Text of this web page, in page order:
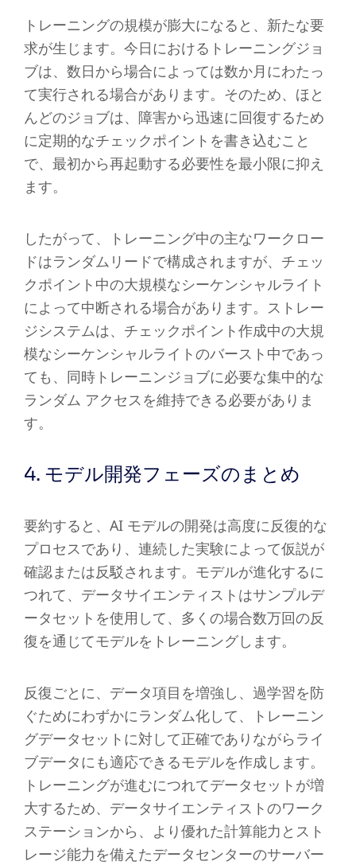
トレーニングの規模が膨大になると、新たな要
求が生じます。今日におけるトレーニングジョ
ブは、数日から場合によっては数か月にわたっ
て実行される場合があります。そのため、ほと
んどのジョブは、障害から迅速に回復するため
に定期的なチェックポイントを書き込むこと
で、最初から再起動する必要性を最小限に抑え
ます。
したがって、トレーニング中の主なワークロー
ドはランダムリードで構成されますが、チェッ
クポイント中の大規模なシーケンシャルライト
によって中断される場合があります。ストレー
ジシステムは、チェックポイント作成中の大規
模なシーケンシャルライトのバースト中であっ
ても、同時トレーニンジョブに必要な集中的な
ランダム アクセスを維持できる必要がありま
す。
4. モデル開発フェーズのまとめ
要約すると、AI モデルの開発は高度に反復的な
プロセスであり、連続した実験によって仮説が
確認または反駁されます。モデルが進化するに
つれて、データサイエンティストはサンプルデ
ータセットを使用して、多くの場合数万回の反
復を通じてモデルをトレーニングします。
反復ごとに、データ項目を増強し、過学習を防
ぐためにわずかにランダム化して、トレーニン
グデータセットに対して正確でありながらライ
ブデータにも適応できるモデルを作成します。
トレーニングが進むにつれてデータセットが増
大するため、データサイエンティストのワーク
ステーションから、より優れた計算能力とスト
レージ能力を備えたデータセンターのサーバー